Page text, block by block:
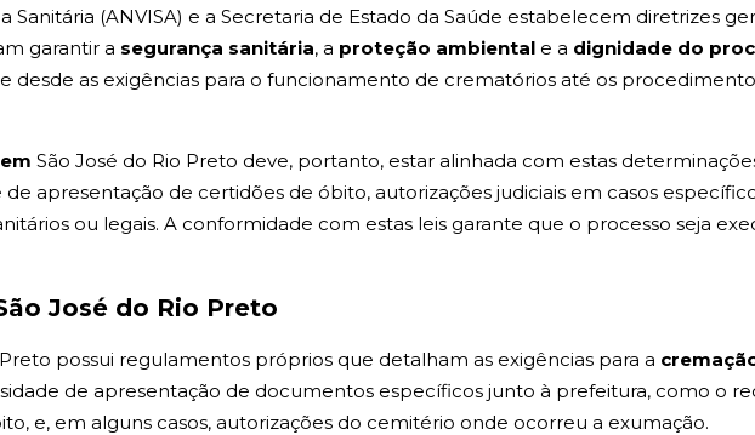
Sanitária (ANVISA) e a Secretaria de Estado da Saúde estabelecem diretrizes
garantir a segurança sanitária, a proteção ambientale a dignidade do
desde as exigências para o funcionamento de crematórios até os
São José do Rio Preto deve, portanto, estar alinhada com estas
apresentação de certidões de óbito, autorizações judiciais em casos
ou legais. A conformidade com estas leis garante que o processo seja
José do Rio Preto
possui regulamentos próprios que detalham as exigências para a
de apresentação de documentos específicos junto à prefeitura, como o
e, em alguns casos, autorizações do cemitério onde ocorreu a exumação.